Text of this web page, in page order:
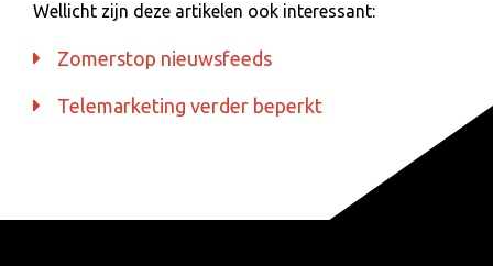
Wellicht zijn deze artikelen ook interessant:
Zomerstop nieuwsfeeds
Telemarketing verder beperkt